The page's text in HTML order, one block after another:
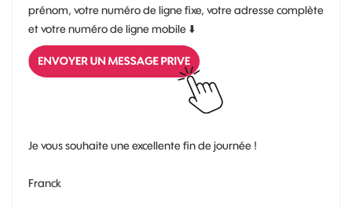
prénom, votre numéro de ligne fixe, votre adresse complète
et votre numéro de ligne mobile ⬇️
Je vous souhaite une excellente fin de journée !
Franck